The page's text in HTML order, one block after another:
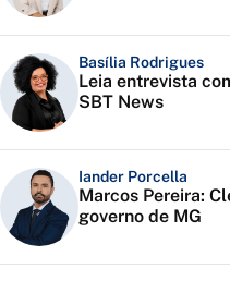
Basília Rodrigues
Leia entrevista
SBT News
Iander Porcella
Marcos Pereira:
governo de MG